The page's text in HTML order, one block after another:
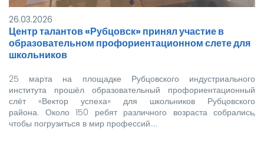
26.03.2026
Центр талантов «Рубцовск» принял участие в
образовательном профориентационном слете для
школьников
25 марта на площадке Рубцовского индустриального
института прошёл образовательный профориентационный
слёт «Вектор успеха» для школьников Рубцовского
района. Около 150 ребят различного возраста собрались,
чтобы погрузиться в мир профессий.…